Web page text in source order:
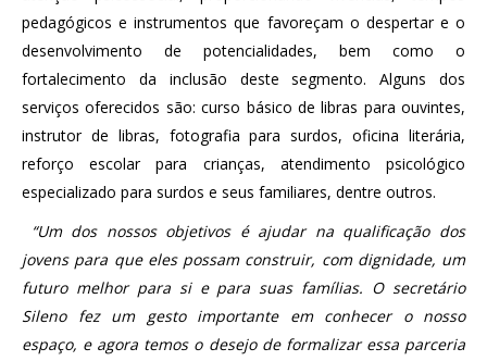
pedagógicos e instrumentos que favoreçam o despertar e o
desenvolvimento de potencialidades, bem como o
fortalecimento da inclusão deste segmento. Alguns dos
serviços oferecidos são: curso básico de libras para ouvintes,
instrutor de libras, fotografia para surdos, oficina literária,
reforço escolar para crianças, atendimento psicológico
especializado para surdos e seus familiares, dentre outros.
“Um dos nossos objetivos é ajudar na qualificação dos
jovens para que eles possam construir, com dignidade, um
futuro melhor para si e para suas famílias. O secretário
Sileno fez um gesto importante em conhecer o nosso
espaço, e agora temos o desejo de formalizar essa parceria